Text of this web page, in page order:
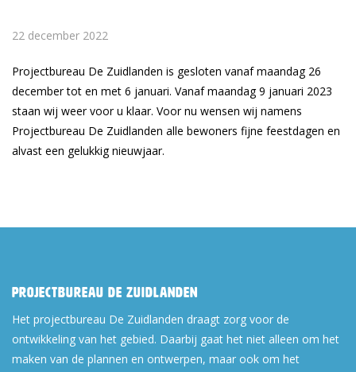
22 december 2022
Projectbureau De Zuidlanden is gesloten vanaf maandag 26
december tot en met 6 januari. Vanaf maandag 9 januari 2023
staan wij weer voor u klaar. Voor nu wensen wij namens
Projectbureau De Zuidlanden alle bewoners fijne feestdagen en
alvast een gelukkig nieuwjaar.
Projectbureau De Zuidlanden
Het projectbureau De Zuidlanden draagt zorg voor de
ontwikkeling van het gebied. Daarbij gaat het niet alleen om het
maken van de plannen en ontwerpen, maar ook om het